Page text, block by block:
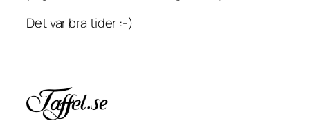
Det var bra tider :-)